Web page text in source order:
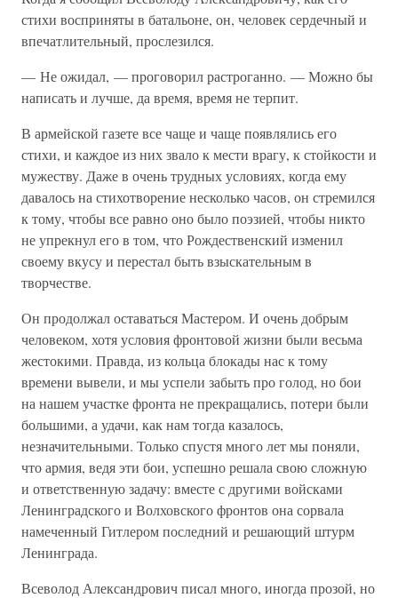
стихи восприняты в батальоне, он, человек сердечный и
впечатлительный, прослезился.
— Не ожидал, — проговорил растроганно. — Можно бы
написать и лучше, да время, время не терпит.
В армейской газете все чаще и чаще появлялись его
стихи, и каждое из них звало к мести врагу, к стойкости и
мужеству. Даже в очень трудных условиях, когда ему
давалось на стихотворение несколько часов, он стремился
к тому, чтобы все равно оно было поэзией, чтобы никто
не упрекнул его в том, что Рождественский изменил
своему вкусу и перестал быть взыскательным в
творчестве.
Он продолжал оставаться Мастером. И очень добрым
человеком, хотя условия фронтовой жизни были весьма
жестокими. Правда, из кольца блокады нас к тому
времени вывели, и мы успели забыть про голод, но бои
на нашем участке фронта не прекращались, потери были
большими, а удачи, как нам тогда казалось,
незначительными. Только спустя много лет мы поняли,
что армия, ведя эти бои, успешно решала свою сложную
и ответственную задачу: вместе с другими войсками
Ленинградского и Волховского фронтов она сорвала
намеченный Гитлером последний и решающий штурм
Ленинграда.
Всеволод Александрович писал много, иногда прозой, но